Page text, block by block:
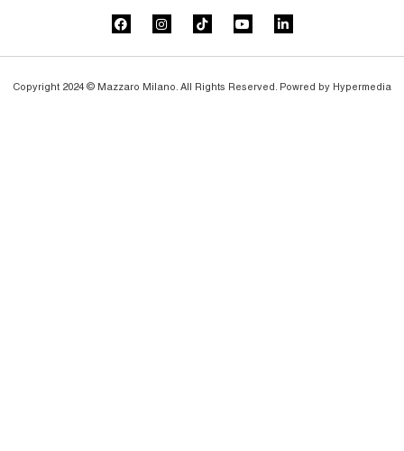
Copyright 2024 © Mazzaro Milano. All Rights Reserved. Powred by Hypermedia